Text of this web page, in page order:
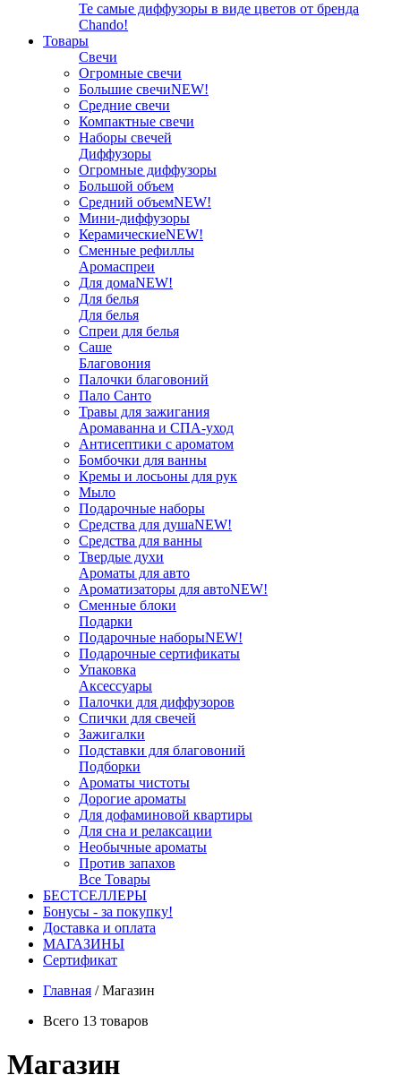
Те самые диффузоры в виде цветов от бренда
Chando!
Товары
Свечи
Огромные свечи
Большие свечиNEW!
Средние свечи
Компактные свечи
Наборы свечей
Диффузоры
Огромные диффузоры
Большой объем
Средний объемNEW!
Мини-диффузоры
КерамическиеNEW!
Сменные рефиллы
Аромаспреи
Для домаNEW!
Для белья
Для белья
Спреи для белья
Саше
Благовония
Палочки благовоний
Пало Санто
Травы для зажигания
Аромаванна и СПА-уход
Антисептики с ароматом
Бомбочки для ванны
Кремы и лосьоны для рук
Мыло
Подарочные наборы
Средства для душаNEW!
Средства для ванны
Твердые духи
Ароматы для авто
Ароматизаторы для автоNEW!
Сменные блоки
Подарки
Подарочные наборыNEW!
Подарочные сертификаты
Упаковка
Аксессуары
Палочки для диффузоров
Спички для свечей
Зажигалки
Подставки для благовоний
Подборки
Ароматы чистоты
Дорогие ароматы
Для дофаминовой квартиры
Для сна и релаксации
Необычные ароматы
Против запахов
Все Товары
БЕСТСЕЛЛЕРЫ
Бонусы - за покупку!
Доставка и оплата
МАГАЗИНЫ
Cертификат
Главная /Магазин
Всего 13 товаров
Магазин